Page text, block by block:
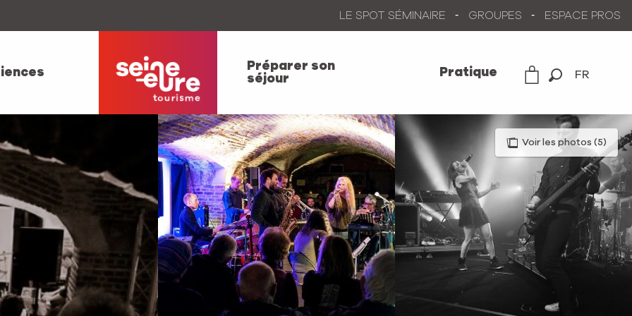
FR
LE SPOT SÉMINAIRE GROUPES ESPACE PROS
Préparer son
séjour
Pratique
Voir les photos (5)